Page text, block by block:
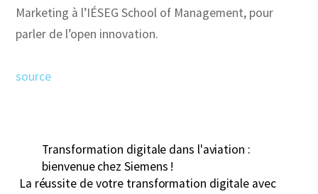
Marketing à l’IÉSEG School of Management, pour
parler de l’open innovation.
source
Transformation digitale dans l'aviation :
bienvenue chez Siemens !
La réussite de votre transformation digitale avec